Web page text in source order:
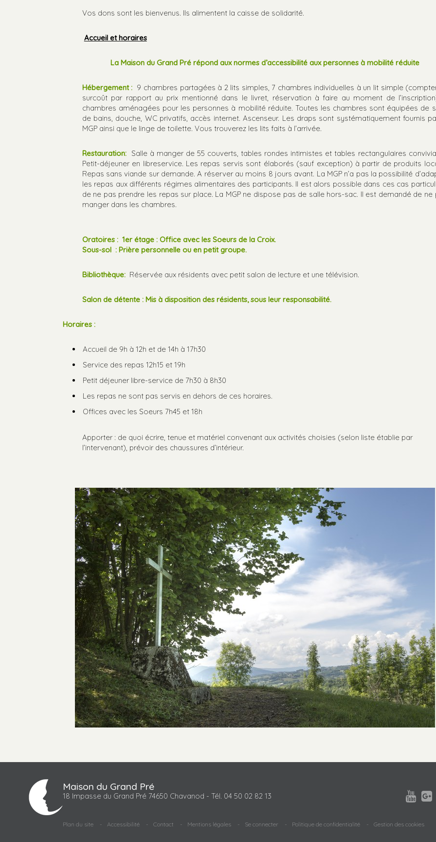
Vos dons sont les bienvenus. Ils alimentent la caisse de solidarité.
Accueil et horaires
La Maison du Grand Pré répond aux normes d’accessibilité aux personnes à mobilité réduite
Hébergement : 9 chambres partagées à 2 lits simples, 7 chambres individuelles à un lit simple
surcoût par rapport au prix mentionné dans le livret, réservation à faire au moment de
chambres aménagées pour les personnes à mobilité réduite. Toutes les chambres sont équipées de
de bains, douche, WC privatifs, accès internet. Ascenseur. Les draps sont systématiquement fournis
MGP ainsi que le linge de toilette. Vous trouverez les lits faits à l’arrivée.
Restauration: Salle à manger de 55 couverts, tables rondes intimistes et tables rectangulaires
Petit-déjeuner en libreservice. Les repas servis sont élaborés (sauf exception) à partir de produits
Repas sans viande sur demande. A réserver au moins 8 jours avant. La MGP n’a pas la possibilité
les repas aux différents régimes alimentaires des participants. Il est alors possible dans ces cas
de ne pas prendre les repas sur place. La MGP ne dispose pas de salle hors-sac. Il est demandé de ne
manger dans les chambres.
Oratoires : 1er étage : Office avec les Soeurs de la Croix.
Sous-sol : Prière personnelle ou en petit groupe.
Bibliothèque: Réservée aux résidents avec petit salon de lecture et une télévision.
Salon de détente : Mis à disposition des résidents, sous leur responsabilité.
Horaires :
Accueil de 9h à 12h et de 14h à 17h30
Service des repas 12h15 et 19h
Petit déjeuner libre-service de 7h30 à 8h30
Les repas ne sont pas servis en dehors de ces horaires.
Offices avec les Soeurs 7h45 et 18h
Apporter : de quoi écrire, tenue et matériel convenant aux activités choisies (selon liste établie par
l’intervenant), prévoir des chaussures d’intérieur.
Maison du Grand Pré
18 Impasse du Grand Pré 74650 Chavanod - Tél. 04 50 02 82 13 

Plan du site Accessibilité Contact Mentions légales Se connecter Politique de confidentialité Gestion des cookies